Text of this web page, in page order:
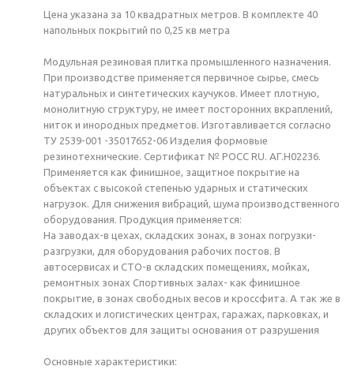
Цена указана за 10 квадратных метров. В комплекте 40
напольных покрытий по 0,25 кв метра
Модульная резиновая плитка промышленного назначения.
При производстве применяется первичное сырье, смесь
натуральных и синтетических каучуков. Имеет плотную,
монолитную структуру, не имеет посторонних вкраплений,
ниток и инородных предметов. Изготавливается согласно
ТУ 2539-001 -35017652-06 Изделия формовые
резинотехнические. Сертификат № РОСС RU. АГ.Н02236.
Применяется как финишное, защитное покрытие на
объектах с высокой степенью ударных и статических
нагрузок. Для снижения вибраций, шума производственного
оборудования. Продукция применяется:
На заводах-в цехах, складских зонах, в зонах погрузки-
разгрузки, для оборудования рабочих постов. В
автосервисах и СТО-в складских помещениях, мойках,
ремонтных зонах Спортивных залах- как финишное
покрытие, в зонах свободных весов и кроссфита. А так же в
складских и логистических центрах, гаражах, парковках, и
других объектов для защиты основания от разрушения
Основные характеристики: